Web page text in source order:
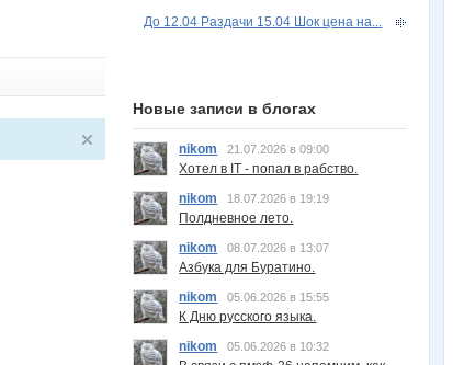
До 12.04 Раздачи 15.04 Шок цена на...
Новые записи в блогах
nikom 21.07.2026 в 09:00
Хотел в IT - попал в рабство.
nikom
18.07.2026 в 19:19
Полдневное лето.
nikom
08.07.2026 в 13:07
Азбука для Буратино.
nikom
05.06.2026 в 15:55
К Дню русского языка.
nikom
05.06.2026 в 10:32